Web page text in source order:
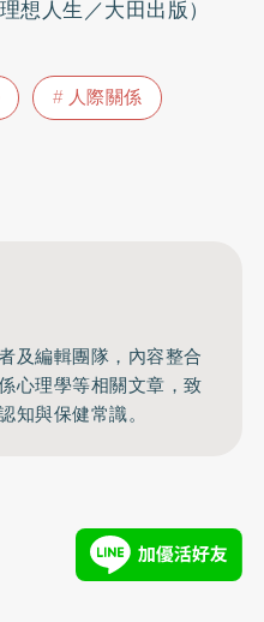
想人生／大田出版）
人際關係
及編輯團隊，內容整合
心理學等相關文章，致
知與保健常識。